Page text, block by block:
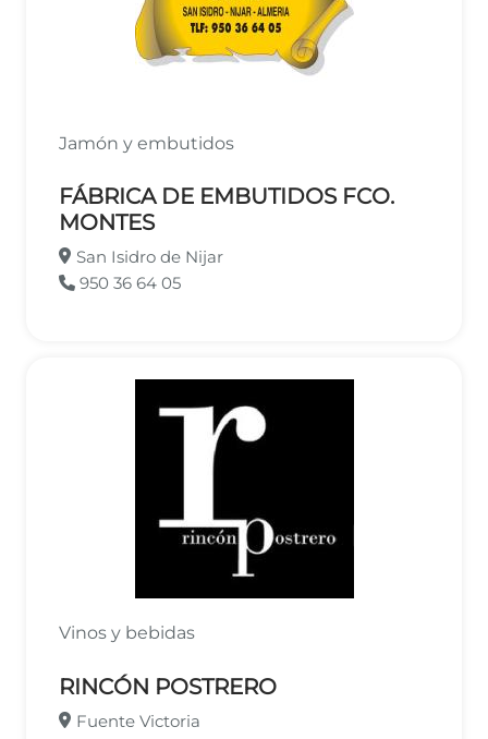
Jamón y embutidos
FÁBRICA DE EMBUTIDOS FCO.
MONTES
San Isidro de Nijar
950 36 64 05
Vinos y bebidas
RINCÓN POSTRERO
Fuente Victoria